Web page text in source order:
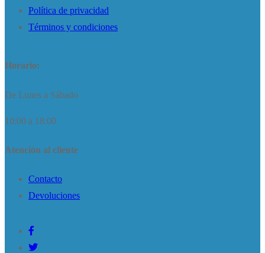
Política de privacidad
Términos y condiciones
Horario:
De Lunes a Sábado
10:00 a 18:00
Atención al cliente
Contacto
Devoluciones